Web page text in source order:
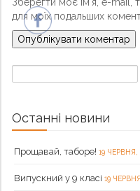
Зберегти моє ім'я, e-mail,
для моїх подальших
Пошук:
Останні новини
Прощавай, таборе! 19 ЧЕРВНЯ,
Випускний у 9 класі 19